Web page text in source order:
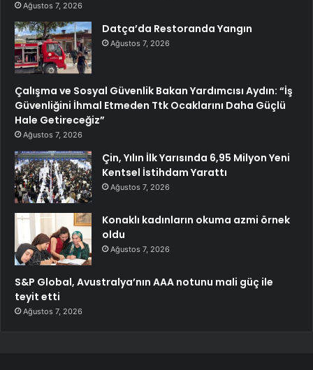
Ağustos 7, 2026
Datça’da Restoranda Yangın
Ağustos 7, 2026
Çalışma ve Sosyal Güvenlik Bakan Yardımcısı Aydın: “İş
Güvenliğini İhmal Etmeden Ttk Ocaklarını Daha Güçlü
Hale Getireceğiz”
Ağustos 7, 2026
Çin, Yılın İlk Yarısında 6,95 Milyon Yeni
Kentsel İstihdam Yarattı
Ağustos 7, 2026
Konaklı kadınların okuma azmi örnek
oldu
Ağustos 7, 2026
S&P Global, Avustralya’nın AAA notunu mali güç ile
teyit etti
Ağustos 7, 2026